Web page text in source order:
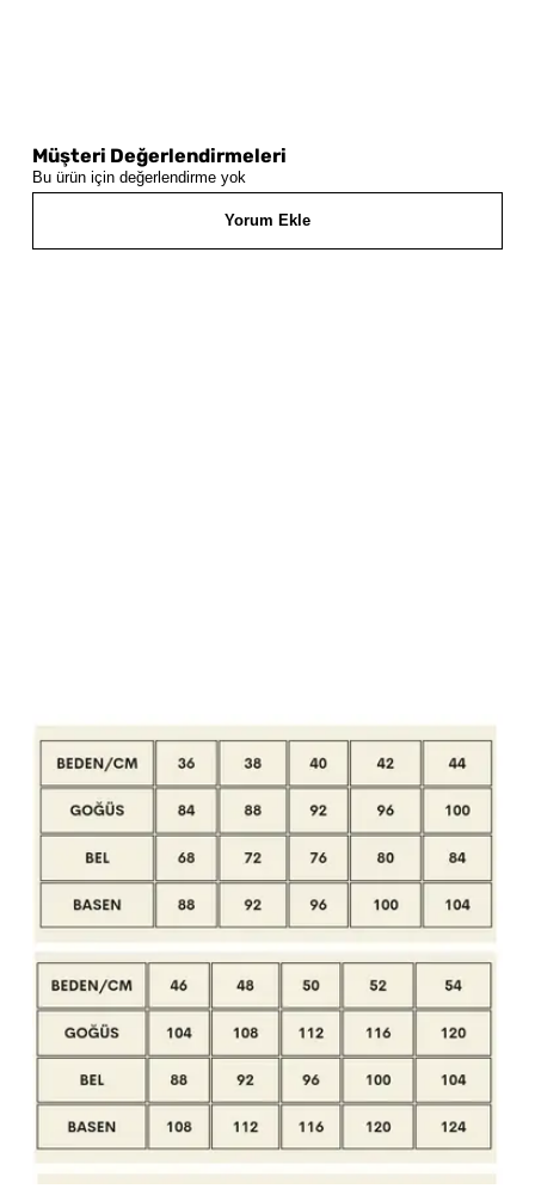
Müşteri Değerlendirmeleri
Bu ürün için değerlendirme yok
Yorum Ekle